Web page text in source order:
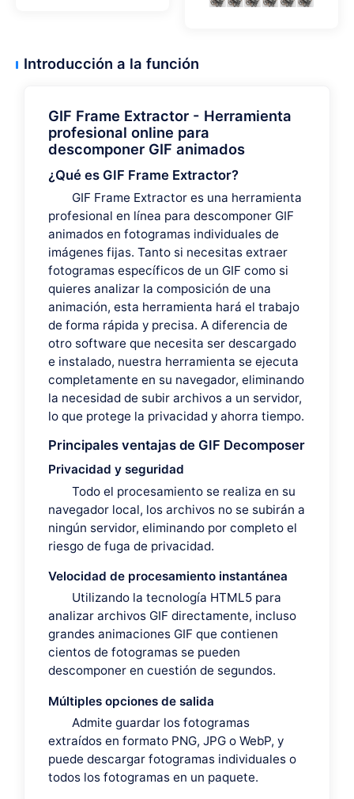
Introducción a la función
GIF Frame Extractor - Herramienta
profesional online para
descomponer GIF animados
¿Qué es GIF Frame Extractor?
GIF Frame Extractor es una herramienta
profesional en línea para descomponer GIF
animados en fotogramas individuales de
imágenes fijas. Tanto si necesitas extraer
fotogramas específicos de un GIF como si
quieres analizar la composición de una
animación, esta herramienta hará el trabajo
de forma rápida y precisa. A diferencia de
otro software que necesita ser descargado
e instalado, nuestra herramienta se ejecuta
completamente en su navegador, eliminando
la necesidad de subir archivos a un servidor,
lo que protege la privacidad y ahorra tiempo.
Principales ventajas de GIF Decomposer
Privacidad y seguridad
Todo el procesamiento se realiza en su
navegador local, los archivos no se subirán a
ningún servidor, eliminando por completo el
riesgo de fuga de privacidad.
Velocidad de procesamiento instantánea
Utilizando la tecnología HTML5 para
analizar archivos GIF directamente, incluso
grandes animaciones GIF que contienen
cientos de fotogramas se pueden
descomponer en cuestión de segundos.
Múltiples opciones de salida
Admite guardar los fotogramas
extraídos en formato PNG, JPG o WebP, y
puede descargar fotogramas individuales o
todos los fotogramas en un paquete.